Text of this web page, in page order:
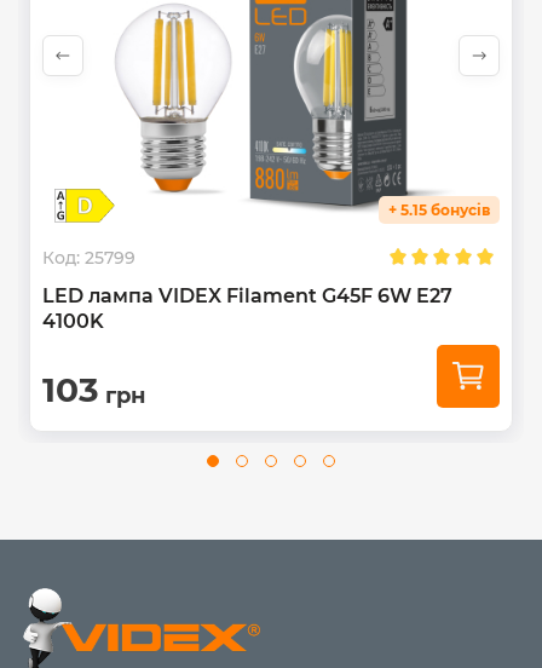
+ 5.15 бонусів
Код: 25799
LED лампа VIDEX Filament G45F 6W E27
4100K
103 грн